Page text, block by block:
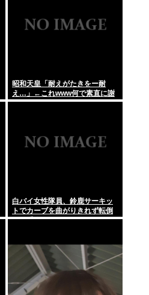
昭和天皇「耐えがたきをー耐
え…」←これwww何で素直に謝
れねーの？？！？
白バイ女性隊員、鈴鹿サーキッ
トでカーブを曲がりきれず転倒
して重傷